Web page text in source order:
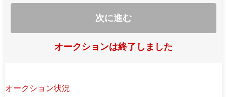
次に進む
オークションは終了しました
オークション状況